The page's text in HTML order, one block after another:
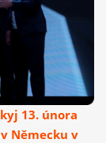
13. února
Německu v